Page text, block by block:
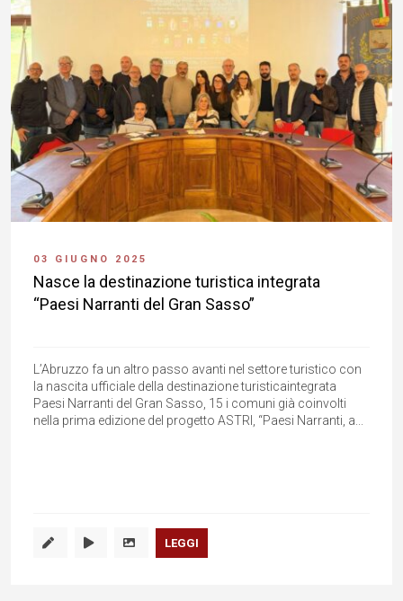
03 GIUGNO 2025
Nasce la destinazione turistica integrata
“Paesi Narranti del Gran Sasso”
L’Abruzzo fa un altro passo avanti nel settore turistico con
la nascita ufficiale della destinazione turisticaintegrata
Paesi Narranti del Gran Sasso, 15 i comuni già coinvolti
nella prima edizione del progetto ASTRI, “Paesi Narranti, a...
LEGGI